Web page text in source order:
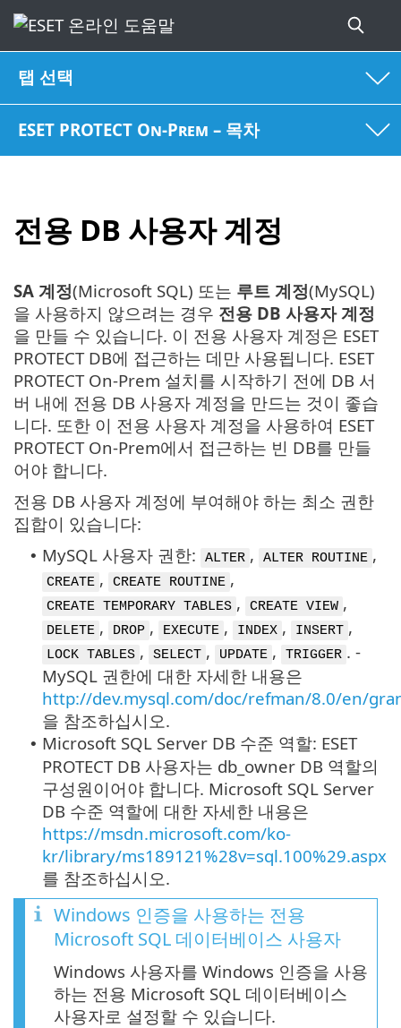
탭 선택
ESET PROTECT On-Prem – 목차
전용 DB 사용자 계정
SA 계정(Microsoft SQL) 또는 루트 계정(MySQL)
을 사용하지 않으려는 경우 전용 DB 사용자 계정
을 만들 수 있습니다. 이 전용 사용자 계정은 ESET
PROTECT DB에 접근하는 데만 사용됩니다. ESET
PROTECT On-Prem 설치를 시작하기 전에 DB 서
버 내에 전용 DB 사용자 계정을 만드는 것이 좋습
니다. 또한 이 전용 사용자 계정을 사용하여 ESET
PROTECT On-Prem에서 접근하는 빈 DB를 만들
어야 합니다.
전용 DB 사용자 계정에 부여해야 하는 최소 권한
집합이 있습니다:
• MySQL 사용자 권한: ALTER , ALTER ROUTINE ,
CREATE , CREATE ROUTINE ,
CREATE TEMPORARY TABLES , CREATE VIEW ,
DELETE , DROP , EXECUTE , INDEX , INSERT ,
LOCK TABLES , SELECT , UPDATE , TRIGGER . -
MySQL 권한에 대한 자세한 내용은
http://dev.mysql.com/doc/refman/8.0/en/
을 참조하십시오.
• Microsoft SQL Server DB 수준 역할: ESET
PROTECT DB 사용자는 db_owner DB 역할의
구성원이어야 합니다. Microsoft SQL Server
DB 수준 역할에 대한 자세한 내용은
https://msdn.microsoft.com/ko-
kr/library/ms189121%28v=sql.100%29.aspx
를 참조하십시오.
Windows 인증을 사용하는 전용
Microsoft SQL 데이터베이스 사용자
Windows 사용자를 Windows 인증을 사용
하는 전용 Microsoft SQL 데이터베이스
사용자로 설정할 수 있습니다.